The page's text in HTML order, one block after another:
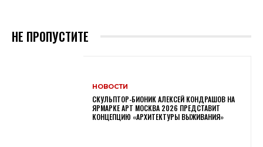
НЕ ПРОПУСТИТЕ
НОВОСТИ
СКУЛЬПТОР-БИОНИК АЛЕКСЕЙ КОНДРАШОВ НА
ЯРМАРКЕ АРТ МОСКВА 2026 ПРЕДСТАВИТ
КОНЦЕПЦИЮ «АРХИТЕКТУРЫ ВЫЖИВАНИЯ»